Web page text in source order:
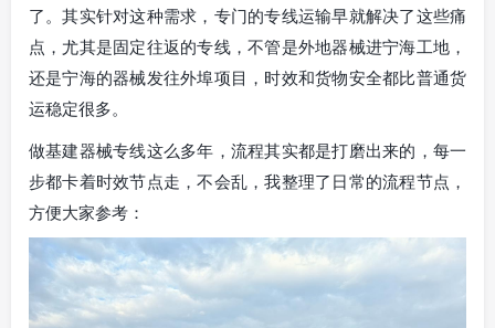
了。其实针对这种需求，专门的专线运输早就解决了这些痛
点，尤其是固定往返的专线，不管是外地器械进宁海工地，
还是宁海的器械发往外埠项目，时效和货物安全都比普通货
运稳定很多。
做基建器械专线这么多年，流程其实都是打磨出来的，每一
步都卡着时效节点走，不会乱，我整理了日常的流程节点，
方便大家参考：